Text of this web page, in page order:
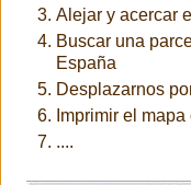
Alejar y acercar
Buscar una
España
Desplazarnos
Imprimir el
....